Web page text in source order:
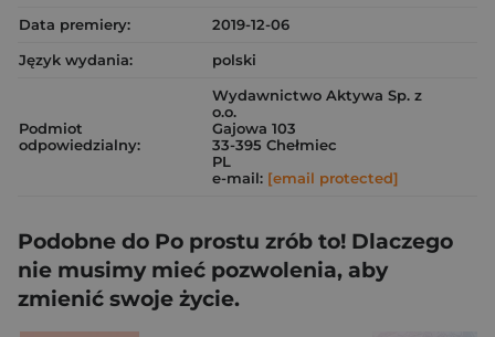
Data premiery:
2019-12-06
Język wydania:
polski
Podmiot
odpowiedzialny:
Wydawnictwo Aktywa Sp. z
o.o.
Gajowa 103
33-395 Chełmiec
PL
e-mail: [email protected]
Podobne do Po prostu zrób to! Dlaczego
nie musimy mieć pozwolenia, aby
zmienić swoje życie.